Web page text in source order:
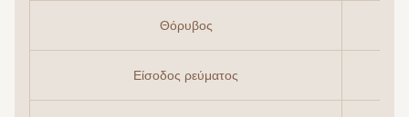
Θόρυβος
Είσοδος ρεύματος